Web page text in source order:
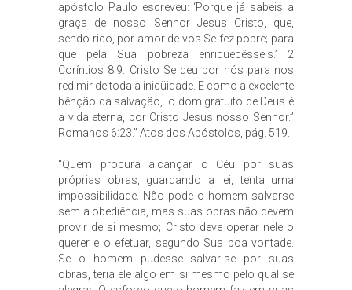
apóstolo Paulo escreveu: ‘Porque já sabeis a
graça de nosso Senhor Jesus Cristo, que,
sendo rico, por amor de vós Se fez pobre; para
que pela Sua pobreza enriquecêsseis.’ 2
Coríntios 8:9. Cristo Se deu por nós para nos
redimir de toda a iniqüidade. E como a excelente
bênção da salvação, ‘o dom gratuito de Deus é
a vida eterna, por Cristo Jesus nosso Senhor.”
Romanos 6:23.” Atos dos Apóstolos, pág. 519.
“Quem procura alcançar o Céu por suas
próprias obras, guardando a lei, tenta uma
impossibilidade. Não pode o homem salvarse
sem a obediência, mas suas obras não devem
provir de si mesmo; Cristo deve operar nele o
querer e o efetuar, segundo Sua boa vontade.
Se o homem pudesse salvar-se por suas
obras, teria ele algo em si mesmo pelo qual se